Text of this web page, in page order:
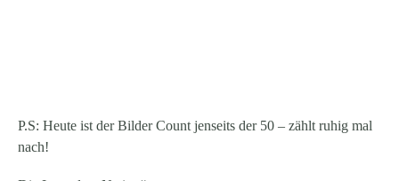
P.S: Heute ist der Bilder Count jenseits der 50 – zählt ruhig mal
nach!